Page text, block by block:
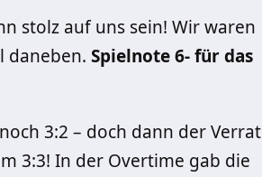
stolz auf uns sein! Wir waren
daneben. Spielnote 6- für das
3:2 – doch dann der Verrat
3:3! In der Overtime gab die